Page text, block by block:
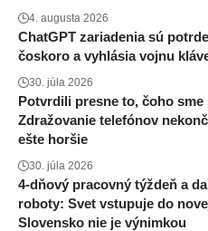
4. augusta 2026
ChatGPT zariadenia sú
čoskoro a vyhlásia vojnu
30. júla 2026
Potvrdili presne to, čoho sme
Zdražovanie telefónov
ešte horšie
30. júla 2026
4-dňový pracovný týždeň a
roboty: Svet vstupuje do
Slovensko nie je výnimkou